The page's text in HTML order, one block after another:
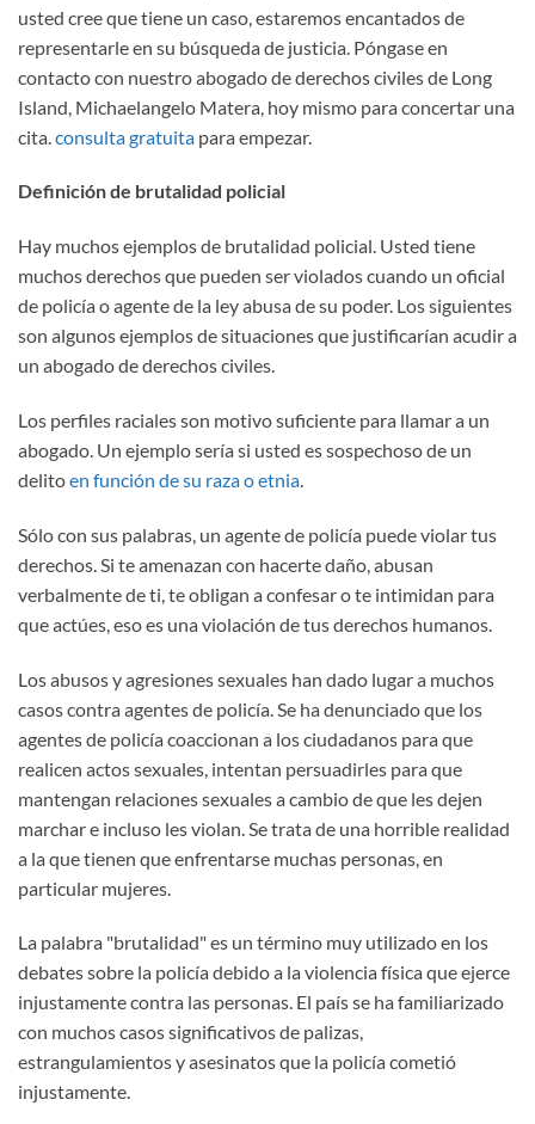
usted cree que tiene un caso, estaremos encantados de
representarle en su búsqueda de justicia. Póngase en
contacto con nuestro abogado de derechos civiles de Long
Island, Michaelangelo Matera, hoy mismo para concertar una
cita. consulta gratuita para empezar.
Definición de brutalidad policial
Hay muchos ejemplos de brutalidad policial. Usted tiene
muchos derechos que pueden ser violados cuando un oficial
de policía o agente de la ley abusa de su poder. Los siguientes
son algunos ejemplos de situaciones que justificarían acudir a
un abogado de derechos civiles.
Los perfiles raciales son motivo suficiente para llamar a un
abogado. Un ejemplo sería si usted es sospechoso de un
delitoen función de su raza o etnia.
Sólo con sus palabras, un agente de policía puede violar tus
derechos. Si te amenazan con hacerte daño, abusan
verbalmente de ti, te obligan a confesar o te intimidan para
que actúes, eso es una violación de tus derechos humanos.
Los abusos y agresiones sexuales han dado lugar a muchos
casos contra agentes de policía. Se ha denunciado que los
agentes de policía coaccionan a los ciudadanos para que
realicen actos sexuales, intentan persuadirles para que
mantengan relaciones sexuales a cambio de que les dejen
marchar e incluso les violan. Se trata de una horrible realidad
a la que tienen que enfrentarse muchas personas, en
particular mujeres.
La palabra "brutalidad" es un término muy utilizado en los
debates sobre la policía debido a la violencia física que ejerce
injustamente contra las personas. El país se ha familiarizado
con muchos casos significativos de palizas,
estrangulamientos y asesinatos que la policía cometió
injustamente.